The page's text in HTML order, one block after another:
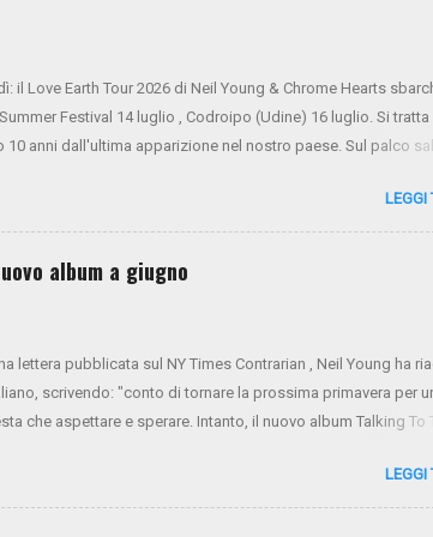
il Love Earth Tour 2026 di Neil Young & Chrome Hearts
Festival 14 luglio , Codroipo (Udine) 16 luglio. Si tratta
10 anni dall'ultima apparizione nel nostro paese. Sul palco
e Neil Young (voce, chitarra, piano). Da oggi i biglietti
26 e giovedì 27 verrà aperto il presale di Virgin Radio. Da
tramite Ticketone . Ecco il tour completo:
LEGGI
album a giugno
lettera pubblicata sul NY Times Contrarian , Neil Young ha
scrivendo: "conto di tornare la prossima primavera per
che aspettare e sperare. Intanto, il nuovo album Talking To
LEGGI